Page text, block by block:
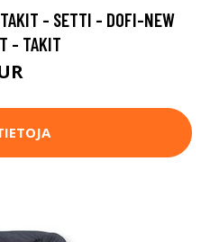
- SETTI - DOFI-NEW
- TAKIT